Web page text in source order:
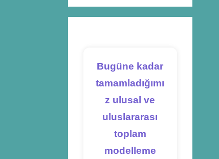
Bugüne kadar
tamamladığımı
z ulusal ve
uluslararası
toplam
modelleme